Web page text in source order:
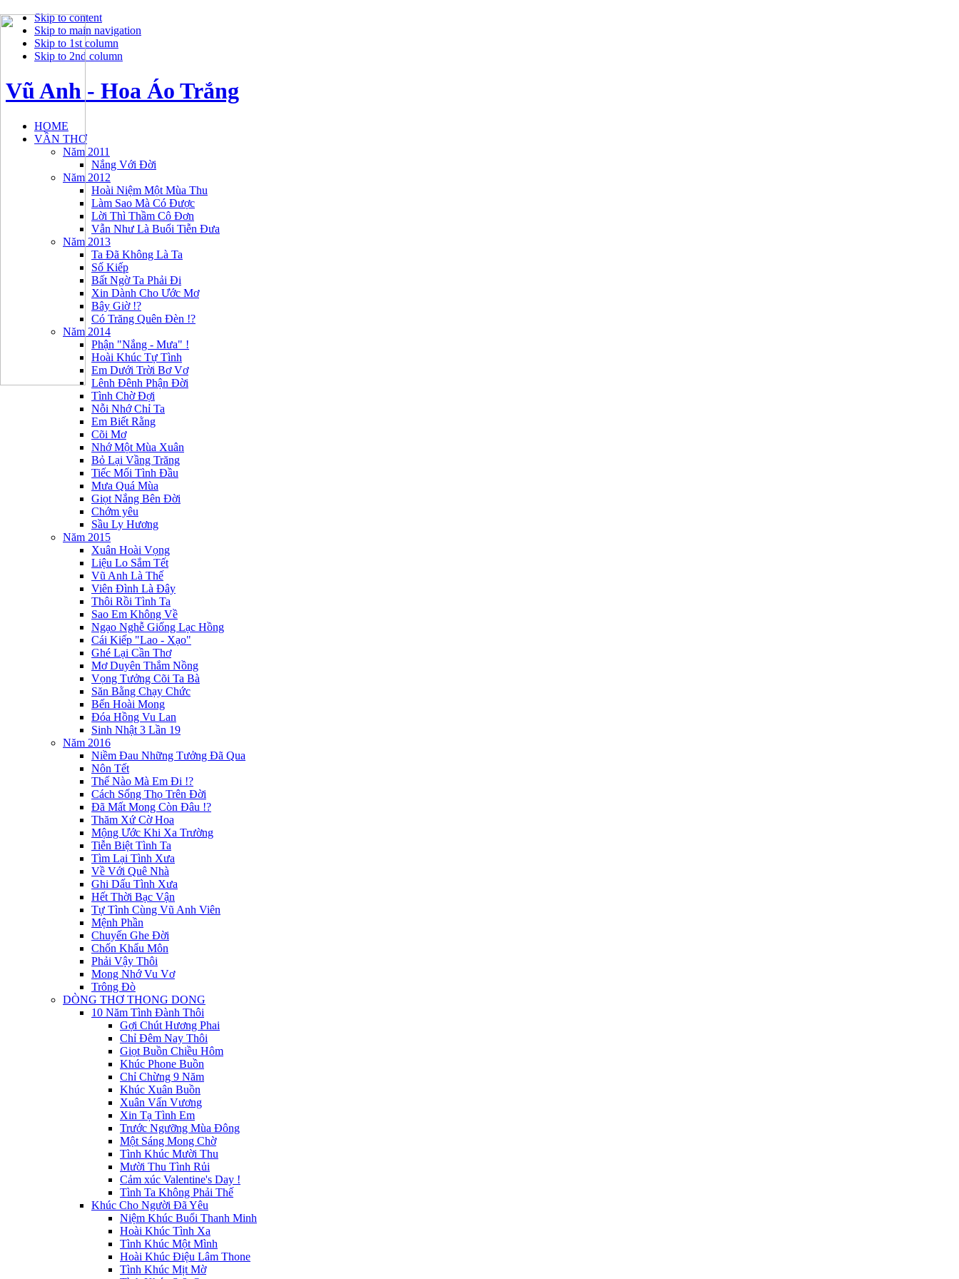
Skip to content
Skip to main navigation
Skip to 1st column
Skip to 2nd column
Vũ Anh - Hoa Áo Trắng
HOME
VẦN THƠ
Năm 2011
Nắng Với Đời
Năm 2012
Hoài Niệm Một Mùa Thu
Làm Sao Mà Có Được
Lời Thì Thầm Cô Đơn
Vẫn Như Là Buổi Tiễn Đưa
Năm 2013
Ta Đã Không Là Ta
Số Kiếp
Bất Ngờ Ta Phải Đi
Xin Dành Cho Ước Mơ
Bây Giờ !?
Có Trăng Quên Đèn !?
Năm 2014
Phận "Nắng - Mưa" !
Hoài Khúc Tự Tình
Em Dưới Trời Bơ Vơ
Lênh Đênh Phận Đời
Tình Chờ Đợi
Nỗi Nhớ Chỉ Ta
Em Biết Rằng
Cõi Mơ
Nhớ Một Mùa Xuân
Bỏ Lại Vầng Trăng
Tiếc Mối Tình Đầu
Mưa Quá Mùa
Giọt Nắng Bên Đời
Chớm yêu
Sầu Ly Hương
Năm 2015
Xuân Hoài Vọng
Liệu Lo Sắm Tết
Vũ Anh Là Thế
Viên Đình Là Đây
Thôi Rồi Tình Ta
Sao Em Không Về
Ngạo Nghễ Giống Lạc Hồng
Cái Kiếp "Lao - Xạo"
Ghé Lại Cần Thơ
Mơ Duyên Thắm Nồng
Vọng Tưởng Cõi Ta Bà
Săn Bằng Chạy Chức
Bến Hoài Mong
Đóa Hồng Vu Lan
Sinh Nhật 3 Lần 19
Năm 2016
Niềm Đau Những Tưởng Đã Qua
Nôn Tết
Thế Nào Mà Em Đi !?
Cách Sống Thọ Trên Đời
Đã Mất Mong Còn Đâu !?
Thăm Xứ Cờ Hoa
Mộng Ước Khi Xa Trường
Tiễn Biệt Tình Ta
Tìm Lại Tình Xưa
Về Với Quê Nhà
Ghi Dấu Tình Xưa
Hết Thời Bạc Vận
Tự Tình Cùng Vũ Anh Viên
Mệnh Phần
Chuyến Ghe Đời
Chốn Khẩu Môn
Phải Vậy Thôi
Mong Nhớ Vu Vơ
Trông Đò
DÒNG THƠ THONG DONG
10 Năm Tình Đành Thôi
Gợi Chút Hương Phai
Chỉ Đêm Nay Thôi
Giọt Buồn Chiều Hôm
Khúc Phone Buồn
Chỉ Chừng 9 Năm
Khúc Xuân Buồn
Xuân Vấn Vương
Xin Tạ Tình Em
Trước Ngưỡng Mùa Đông
Một Sáng Mong Chờ
Tình Khúc Mười Thu
Mười Thu Tình Rủi
Cảm xúc Valentine's Day !
Tình Ta Không Phải Thế
Khúc Cho Người Đã Yêu
Niệm Khúc Buổi Thanh Minh
Hoài Khúc Tình Xa
Tình Khúc Một Mình
Hoài Khúc Điệu Lâm Thone
Tình Khúc Mịt Mờ